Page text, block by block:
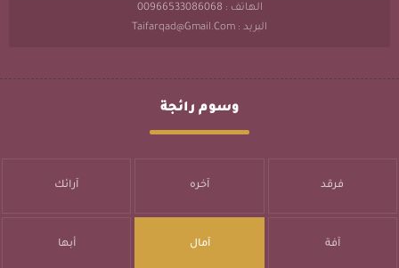
الهاتف : 00966533086068
البريد : Taifarqad@gmail.com
وسوم رائجة
فرقد آخره آرائك
آفة آمال أبها